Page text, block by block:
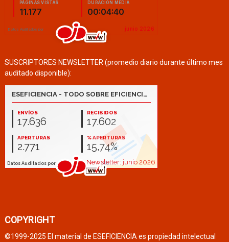
SUSCRIPTORES NEWSLETTER (promedio diario durante último mes
auditado disponible):
COPYRIGHT
©1999-2025 El material de ESEFICIENCIA es propiedad intelectual